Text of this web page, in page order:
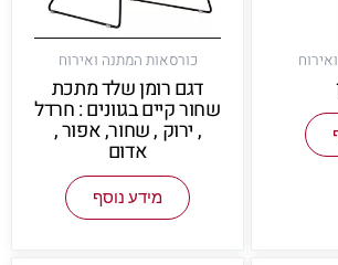
כורסאות המתנה ואירוח
דגם רומן שלד מתכת
שחור קיים בגוונים : חרדל
, ירוק , שחור, אפור ,
אדום
מידע נוסף